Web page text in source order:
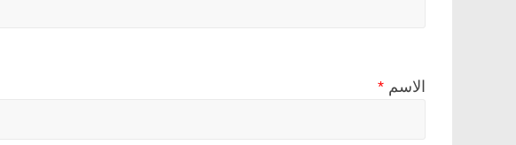
الاسم *